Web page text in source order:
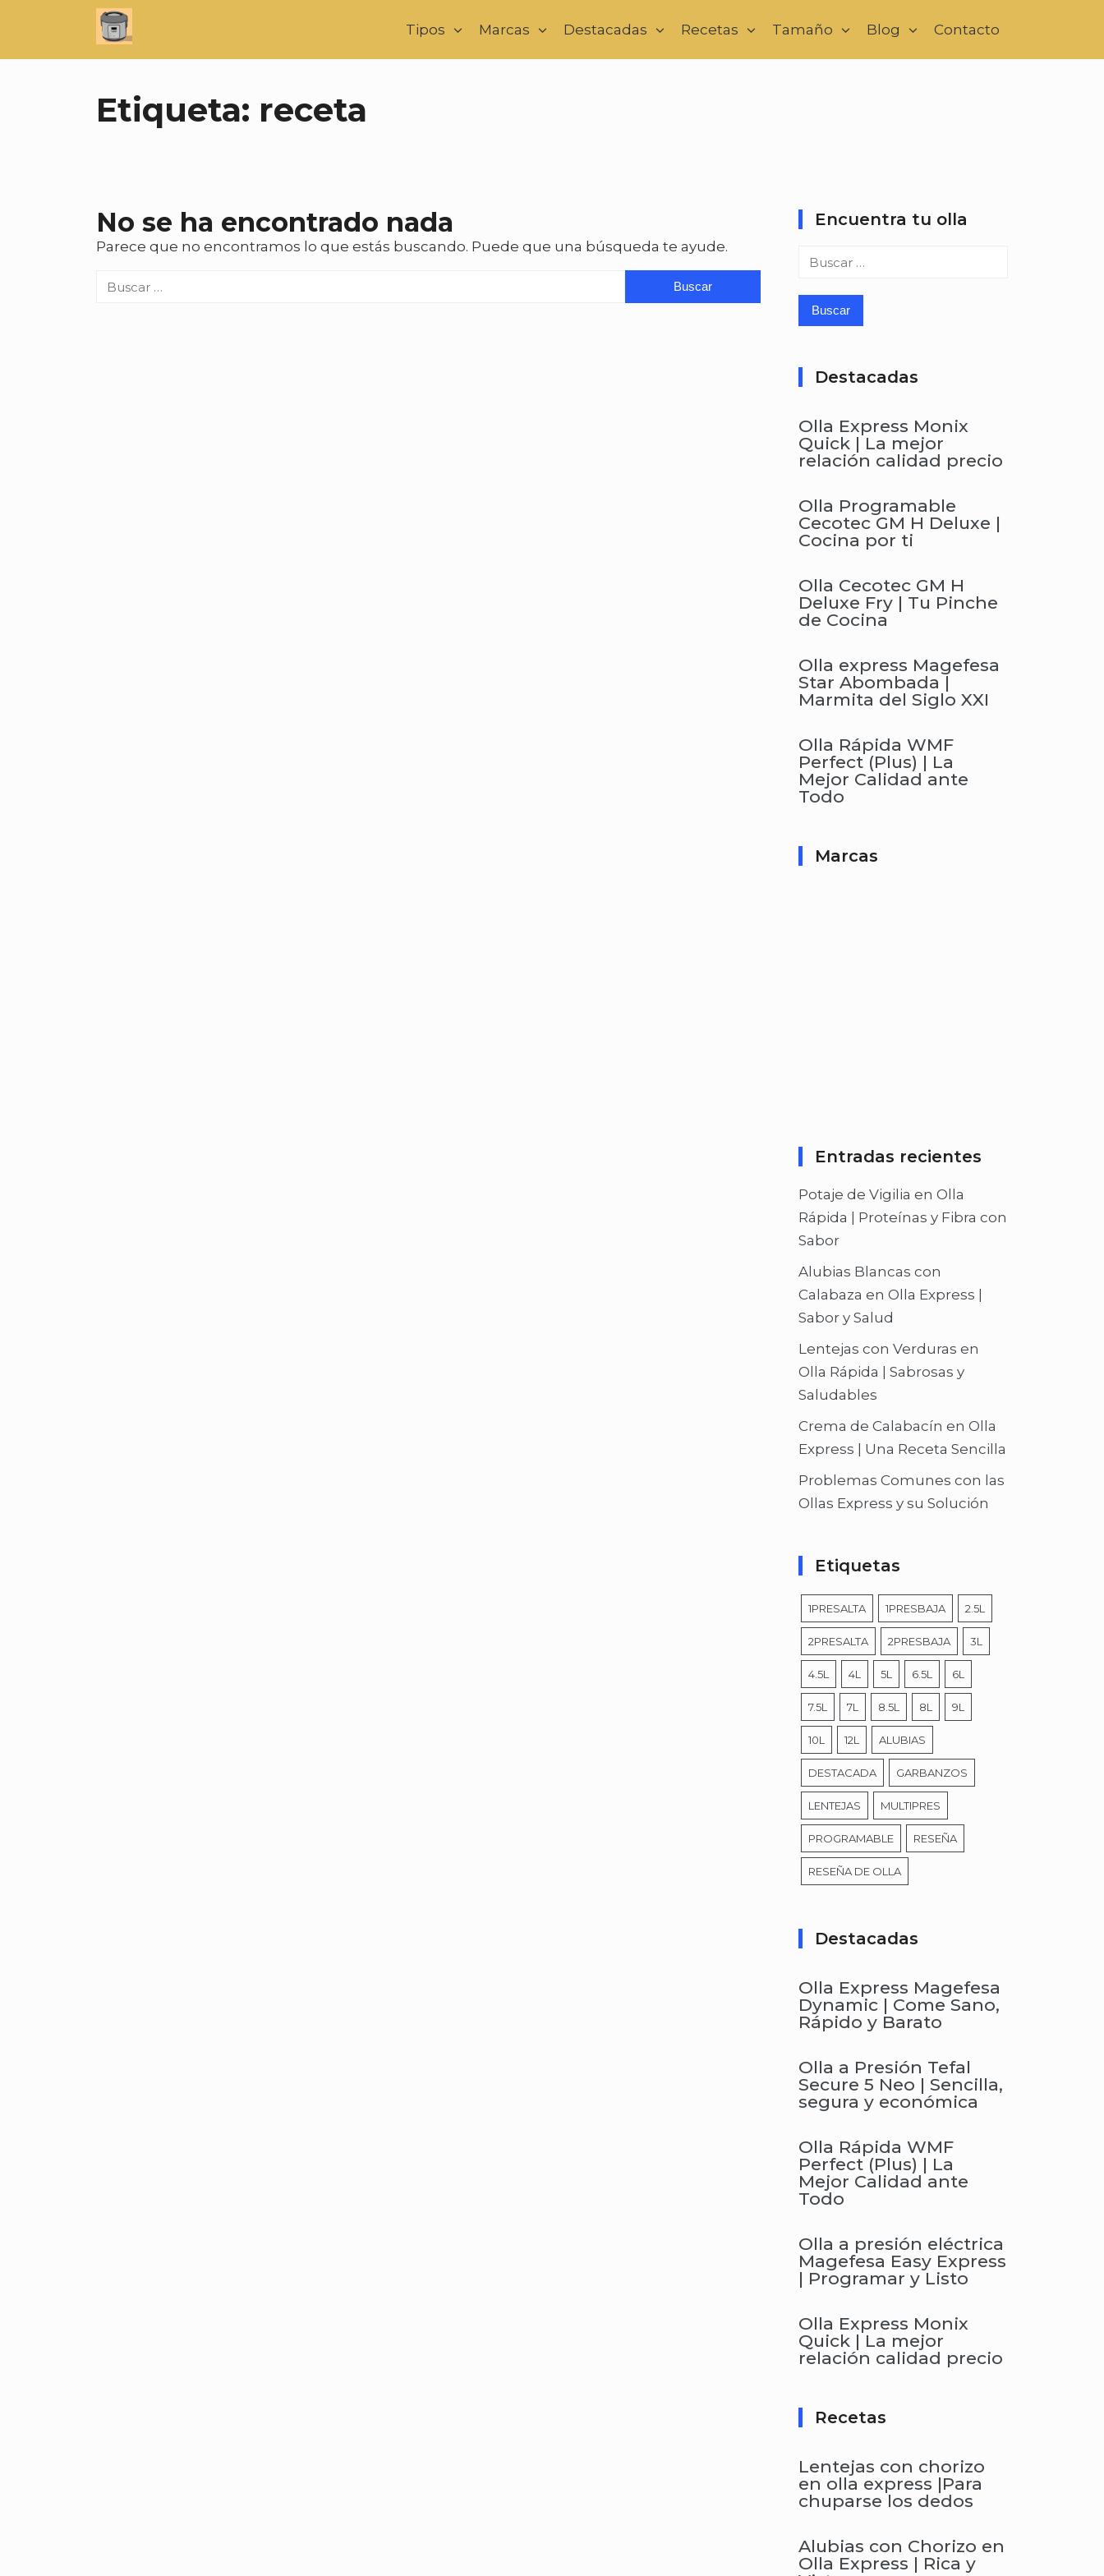
contenido
Tipos Marcas Destacadas Recetas Tamaño Blog Contacto
Etiqueta: receta
No se ha encontrado nada
Parece que no encontramos lo que estás buscando. Puede que una búsqueda te ayude.
Buscar:
Encuentra tu olla
Buscar:
Destacadas
Olla Express Monix
Quick | La mejor
relación calidad precio
Olla Programable
Cecotec GM H Deluxe |
Cocina por ti
Olla Cecotec GM H
Deluxe Fry | Tu Pinche
de Cocina
Olla express Magefesa
Star Abombada |
Marmita del Siglo XXI
Olla Rápida WMF
Perfect (Plus) | La
Mejor Calidad ante
Todo
Marcas
Entradas recientes
Potaje de Vigilia en Olla
Rápida | Proteínas y Fibra con
Sabor
Alubias Blancas con
Calabaza en Olla Express |
Sabor y Salud
Lentejas con Verduras en
Olla Rápida | Sabrosas y
Saludables
Crema de Calabacín en Olla
Express | Una Receta Sencilla
Problemas Comunes con las
Ollas Express y su Solución
Etiquetas
1PRESALTA 1PRESBAJA 2.5L
2PRESALTA 2PRESBAJA 3L
4.5L 4L 5L 6.5L 6L
7.5L 7L 8.5L 8L 9L
10L 12L ALUBIAS
DESTACADA GARBANZOS
LENTEJAS MULTIPRES
PROGRAMABLE RESEÑA
RESEÑA DE OLLA
Destacadas
Olla Express Magefesa
Dynamic | Come Sano,
Rápido y Barato
Olla a Presión Tefal
Secure 5 Neo | Sencilla,
segura y económica
Olla Rápida WMF
Perfect (Plus) | La
Mejor Calidad ante
Todo
Olla a presión eléctrica
Magefesa Easy Express
| Programar y Listo
Olla Express Monix
Quick | La mejor
relación calidad precio
Recetas
Lentejas con chorizo
en olla express |Para
chuparse los dedos
Alubias con Chorizo en
Olla Express | Rica y